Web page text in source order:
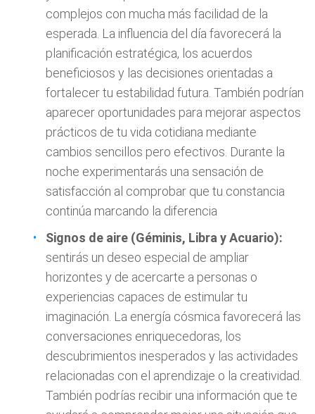
complejos con mucha más facilidad de la
esperada. La influencia del día favorecerá la
planificación estratégica, los acuerdos
beneficiosos y las decisiones orientadas a
fortalecer tu estabilidad futura. También podrían
aparecer oportunidades para mejorar aspectos
prácticos de tu vida cotidiana mediante
cambios sencillos pero efectivos. Durante la
noche experimentarás una sensación de
satisfacción al comprobar que tu constancia
continúa marcando la diferencia
Signos de aire (Géminis, Libra y Acuario):
sentirás un deseo especial de ampliar
horizontes y de acercarte a personas o
experiencias capaces de estimular tu
imaginación. La energía cósmica favorecerá las
conversaciones enriquecedoras, los
descubrimientos inesperados y las actividades
relacionadas con el aprendizaje o la creatividad.
También podrías recibir una información que te